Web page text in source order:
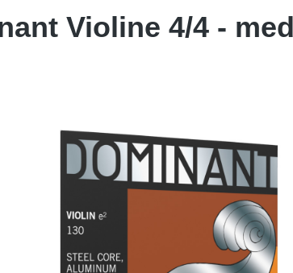
Violine 4/4 -